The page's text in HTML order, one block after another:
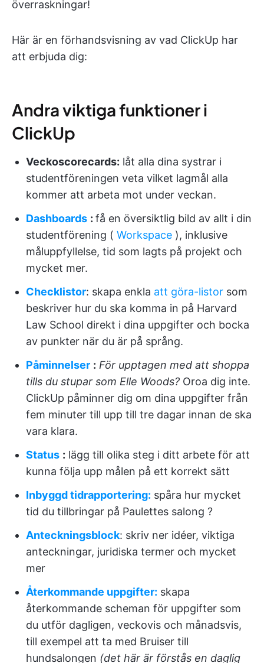
överraskningar!
Här är en förhandsvisning av vad ClickUp har
att erbjuda dig:
Andra viktiga funktioner i
ClickUp
Veckoscorecards: låt alla dina systrar i
studentföreningen veta vilket lagmål alla
kommer att arbeta mot under veckan.
Dashboards : få en översiktlig bild av allt i din
studentförening ( Workspace ), inklusive
måluppfyllelse, tid som lagts på projekt och
mycket mer.
Checklistor: skapa enkla att göra-listor som
beskriver hur du ska komma in på Harvard
Law School direkt i dina uppgifter och bocka
av punkter när du är på språng.
Påminnelser : För upptagen med att shoppa
tills du stupar som Elle Woods? Oroa dig inte.
ClickUp påminner dig om dina uppgifter från
fem minuter till upp till tre dagar innan de ska
vara klara.
Status : lägg till olika steg i ditt arbete för att
kunna följa upp målen på ett korrekt sätt
Inbyggd tidrapportering: spåra hur mycket
tid du tillbringar på Paulettes salong ?
Anteckningsblock: skriv ner idéer, viktiga
anteckningar, juridiska termer och mycket
mer
Återkommande uppgifter: skapa
återkommande scheman för uppgifter som
du utför dagligen, veckovis och månadsvis,
till exempel att ta med Bruiser till
hundsalongen (det här är förstås en daglig